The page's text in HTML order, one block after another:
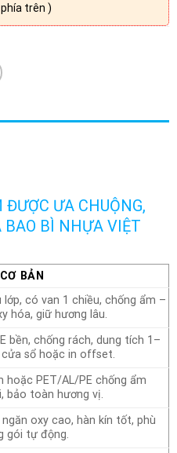
trên )
ƯA CHUỘNG,
BAO BÌ NHỰA VIỆT
BẢN
lớp, có van 1 chiều, chống ẩm –
hóa, giữ hương lâu.
bền, chống rách, dung tích 1–
cửa sổ hoặc in offset.
hoặc PET/AL/PE chống ẩm
bảo toàn hương vị.
oxy cao, hàn kín tốt, phù
gói tự động.